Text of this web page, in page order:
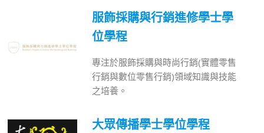
服飾採購與行銷進修學士學
位學程
專注於服飾採購與時尚行銷(實體零售
行銷與數位零售行銷)領域知識與技能
之培養。
大眾傳播學士學位學程